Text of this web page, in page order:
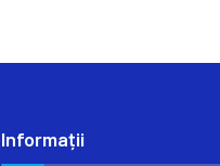
Informații